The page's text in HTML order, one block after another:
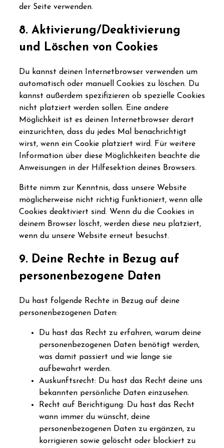
der Seite verwenden.
8. Aktivierung/Deaktivierung
und Löschen von Cookies
Du kannst deinen Internetbrowser verwenden um
automatisch oder manuell Cookies zu löschen. Du
kannst außerdem spezifizieren ob spezielle Cookies
nicht platziert werden sollen. Eine andere
Möglichkeit ist es deinen Internetbrowser derart
einzurichten, dass du jedes Mal benachrichtigt
wirst, wenn ein Cookie platziert wird. Für weitere
Information über diese Möglichkeiten beachte die
Anweisungen in der Hilfesektion deines Browsers.
Bitte nimm zur Kenntnis, dass unsere Website
möglicherweise nicht richtig funktioniert, wenn alle
Cookies deaktiviert sind. Wenn du die Cookies in
deinem Browser löscht, werden diese neu platziert,
wenn du unsere Website erneut besuchst.
9. Deine Rechte in Bezug auf
personenbezogene Daten
Du hast folgende Rechte in Bezug auf deine
personenbezogenen Daten:
Du hast das Recht zu erfahren, warum deine
personenbezogenen Daten benötigt werden,
was damit passiert und wie lange sie
aufbewahrt werden.
Auskunftsrecht: Du hast das Recht deine uns
bekannten persönliche Daten einzusehen.
Recht auf Berichtigung: Du hast das Recht
wann immer du wünscht, deine
personenbezogenen Daten zu ergänzen, zu
korrigieren sowie gelöscht oder blockiert zu